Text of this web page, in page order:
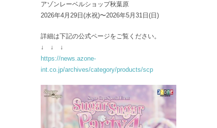
アゾンレーベルショップ秋葉原
2026年4月29日(水祝)〜2026年5月31日(日)
詳細は下記の公式ページをご覧ください。
↓ ↓ ↓
https://news.azone-
int.co.jp/archives/category/products/scp